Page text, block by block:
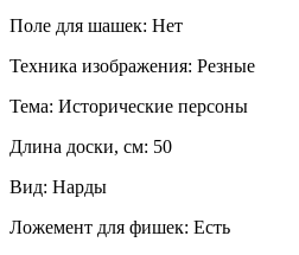
Поле для шашек: Нет
Техника изображения: Резные
Тема: Исторические персоны
Длина доски, см: 50
Вид: Нарды
Ложемент для фишек: Есть